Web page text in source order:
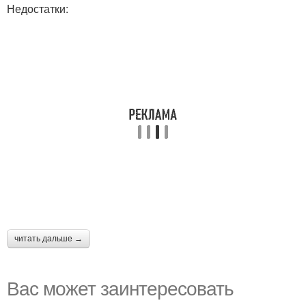
Недостатки:
читать дальше →
Вас может заинтересовать